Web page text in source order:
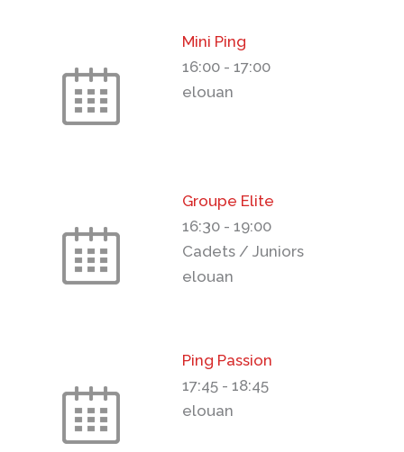
Mini Ping
16:00- 17:00
elouan
Groupe Elite
16:30- 19:00
Cadets / Juniors
elouan
Ping Passion
17:45- 18:45
elouan